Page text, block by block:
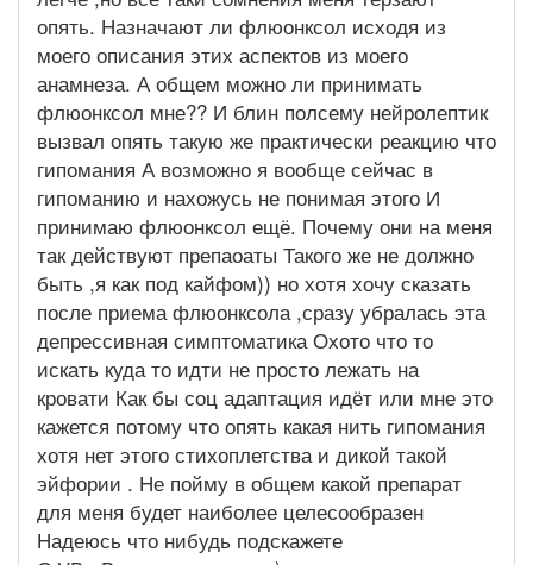
опять. Назначают ли флюонксол исходя из
моего описания этих аспектов из моего
анамнеза. А общем можно ли принимать
флюонксол мне?? И блин полсему нейролептик
вызвал опять такую же практически реакцию что
гипомания А возможно я вообще сейчас в
гипоманию и нахожусь не понимая этого И
принимаю флюонксол ещё. Почему они на меня
так действуют препаоаты Такого же не должно
быть ,я как под кайфом)) но хотя хочу сказать
после приема флюонксола ,сразу убралась эта
депрессивная симптоматика Охото что то
искать куда то идти не просто лежать на
кровати Как бы соц адаптация идёт или мне это
кажется потому что опять какая нить гипомания
хотя нет этого стихоплетства и дикой такой
эйфории . Не пойму в общем какой препарат
для меня будет наиболее целесообразен
Надеюсь что нибудь подскажете